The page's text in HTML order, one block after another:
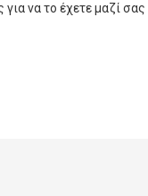
να το έχετε μαζί